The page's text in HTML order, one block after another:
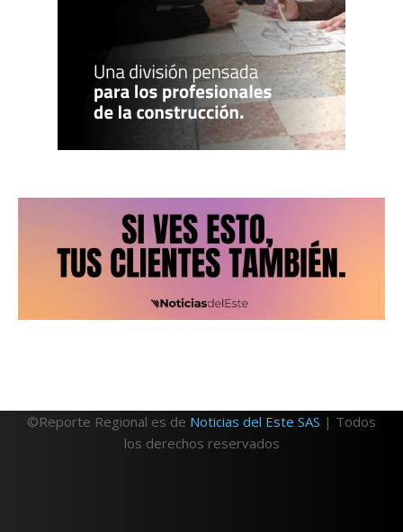
©Reporte Regional es de Noticias del Este SAS | Todos
los derechos reservados